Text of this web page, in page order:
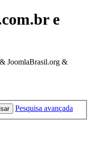
e
JoomlaBrasil.org &
Pesquisa avançada